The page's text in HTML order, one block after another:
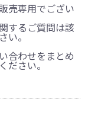
売専用でござい
するご質問は該
い。
合わせをまとめ
ださい。